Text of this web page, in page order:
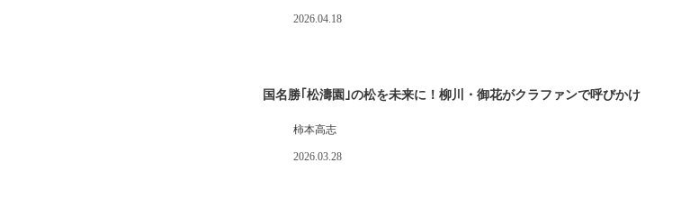
2026.04.18
国名勝｢松濤園｣の松を未来に！柳川・御花がクラファンで呼びかけ
柿本高志
2026.03.28